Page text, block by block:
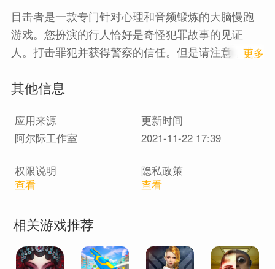
目击者是一款专门针对心理和音频锻炼的大脑慢跑
游戏。您扮演的行人恰好是奇怪犯罪故事的见证
人。打击罪犯并获得警察的信任。但是请注意，唯
感知力和逻辑思维方式。解决案件，您将获得有趣
1 更多
其他信息
应用来源
更新时间
阿尔际工作室
2021-11-22 17:39
权限说明
查看
隐私政策
查看
相关游戏推荐